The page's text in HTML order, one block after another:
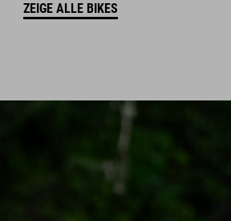
ZEIGE ALLE BIKES